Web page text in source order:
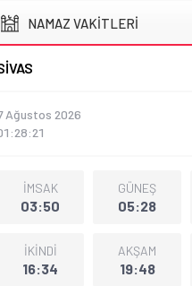
NAMAZ VAKİTLERİ
Ağustos 2026
İMSAK
03:50
GÜNEŞ
05:28
İKİNDİ
16:34
AKŞAM
19:48